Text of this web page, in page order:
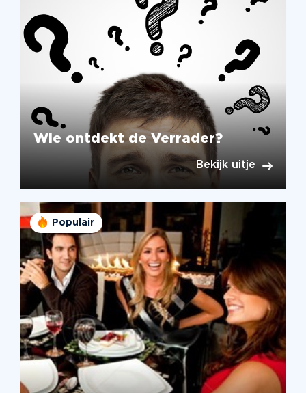
Wie ontdekt de Verrader?
Bekijk uitje
Populair